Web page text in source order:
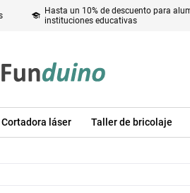
Hasta un 10% de descuento para
instituciones educativas
Cortadora láser Taller de bricolaje